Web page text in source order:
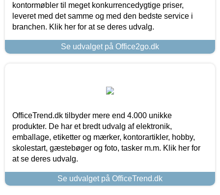
kontormøbler til meget konkurrencedygtige priser,
leveret med det samme og med den bedste service i
branchen. Klik her for at se deres udvalg.
Se udvalget på Office2go.dk
OfficeTrend.dk tilbyder mere end 4.000 unikke
produkter. De har et bredt udvalg af elektronik,
emballage, etiketter og mærker, kontorartikler, hobby,
skolestart, gæstebøger og foto, tasker m.m. Klik her for
at se deres udvalg.
Se udvalget på OfficeTrend.dk